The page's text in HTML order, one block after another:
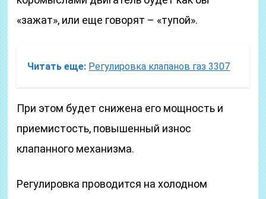
«зажат», или еще говорят – «тупой».
Читать еще: Регулировка клапанов газ 3307
При этом будет снижена его мощность и
приемистость, повышенный износ
клапанного механизма.
Регулировка проводится на холодном